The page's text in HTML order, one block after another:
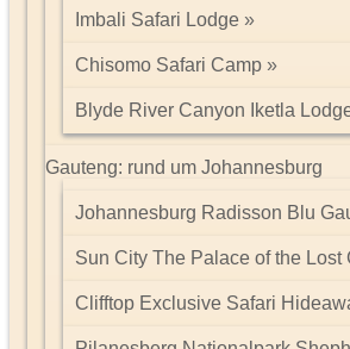
Imbali Safari Lodge
Chisomo Safari Camp
Blyde River Canyon Iketla
Gauteng: rund um Johannesburg
Johannesburg Radisson Blu
Sun City The Palace of the Lost
Clifftop Exclusive Safari